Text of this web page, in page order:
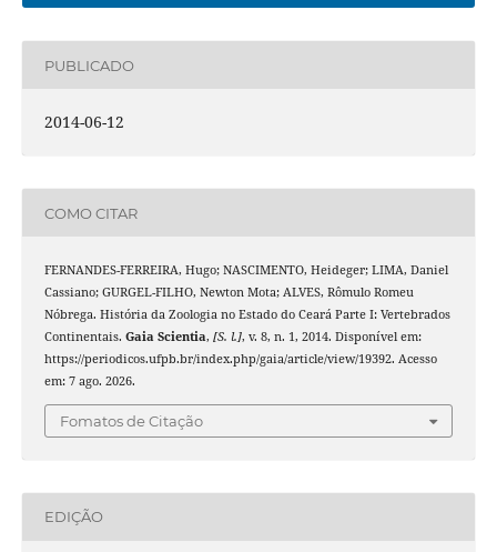
PUBLICADO
2014-06-12
COMO CITAR
FERNANDES-FERREIRA, Hugo; NASCIMENTO, Heideger; LIMA, Daniel
Cassiano; GURGEL-FILHO, Newton Mota; ALVES, Rômulo Romeu
Nóbrega. História da Zoologia no Estado do Ceará Parte I: Vertebrados
Continentais. Gaia Scientia, [S. l.], v. 8, n. 1, 2014. Disponível em:
https://periodicos.ufpb.br/index.php/gaia/article/view/19392. Acesso
em: 7 ago. 2026.
Fomatos de Citação
EDIÇÃO